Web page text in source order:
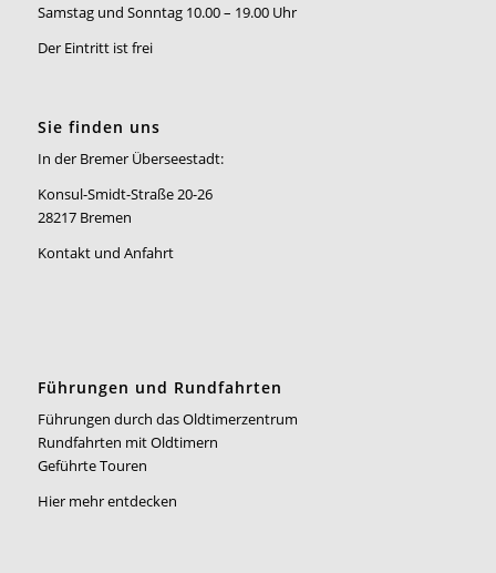
Samstag und Sonntag 10.00 – 19.00 Uhr
Der Eintritt ist frei
Sie finden uns
In der Bremer Überseestadt:
Konsul-Smidt-Straße 20-26
28217 Bremen
Kontakt und Anfahrt
Führungen und Rundfahrten
Führungen durch das Oldtimerzentrum
Rundfahrten mit Oldtimern
Geführte Touren
Hier mehr entdecken